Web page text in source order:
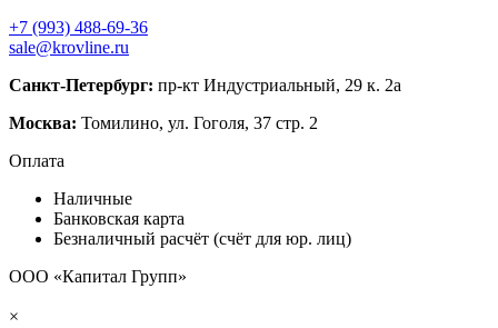
+7 (993) 488-69-36
sale@krovline.ru
Санкт-Петербург: пр-кт Индустриальный, 29 к. 2а
Москва: Томилино, ул. Гоголя, 37 стр. 2
Оплата
Наличные
Банковская карта
Безналичный расчёт (счёт для юр. лиц)
ООО «Капитал Групп»
×